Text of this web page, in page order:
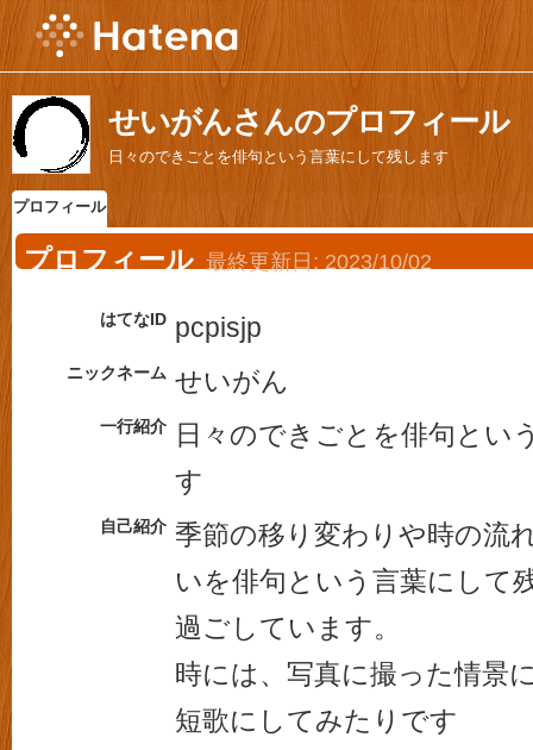
せいがんさんのプロフィール
日々のできごとを俳句という言葉にして残します
プロフィール
プロフィール 最終更新日: 2023/10/02
はてなID pcpisjp
ニックネーム せいがん
一行紹介
日々のできごとを俳句とい
す
自己紹介 季節の移り変わりや時の流
いを俳句という言葉にして
過ごしています。
時には、写真に撮った情景
短歌にしてみたりです